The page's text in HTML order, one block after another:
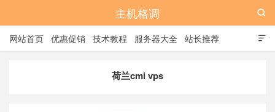
主机格调

网站首页 优惠促销 技术教程 服务器大全 站长推荐

荷兰cmi vps